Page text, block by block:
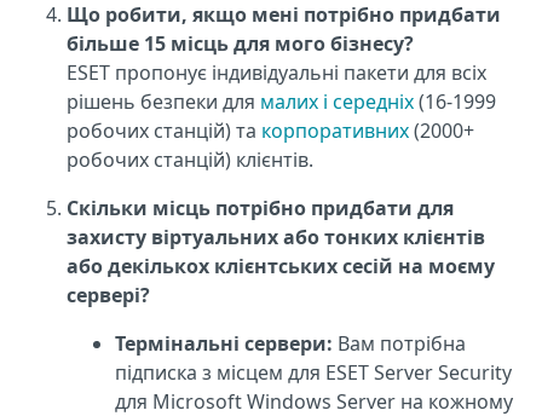
Що робити, якщо мені потрібно придбати
більше 15 місць для мого бізнесу?
ESET пропонує індивідуальні пакети для всіх
рішень безпеки для малих і середніх(16-1999
робочих станцій) та корпоративних(2000+
робочих станцій) клієнтів.
Скільки місць потрібно придбати для
захисту віртуальних або тонких клієнтів
або декількох клієнтських сесій на моєму
сервері?
Термінальні сервери: Вам потрібна
підписка з місцем для ESET Server Security
для Microsoft Windows Server на кожному